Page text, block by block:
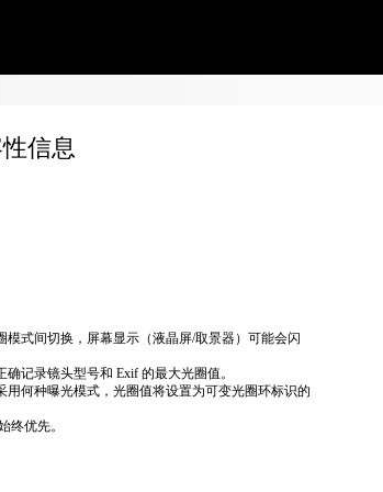
性信息
式间切换，屏幕显示（液晶屏/取景器）可能会闪
记录镜头型号和 Exif 的最大光圈值。
何种曝光模式，光圈值将设置为可变光圈环标识的
终优先。